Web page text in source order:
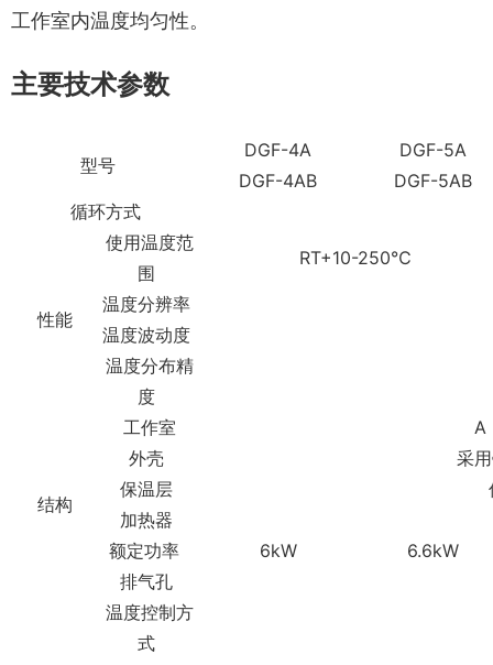
工作室内温度均匀性。
主要技术参数
型号
DGF-4A
DGF-5A
DGF-4AB
DGF-5AB
循环方式
性能
使用温度范
围
RT+10-250℃
温度分辨率
温度波动度
温度分布精
度
结构
工作室
A
外壳
采
保温层
加热器
额定功率
6kW
6.6kW
排气孔
温度控制方
式